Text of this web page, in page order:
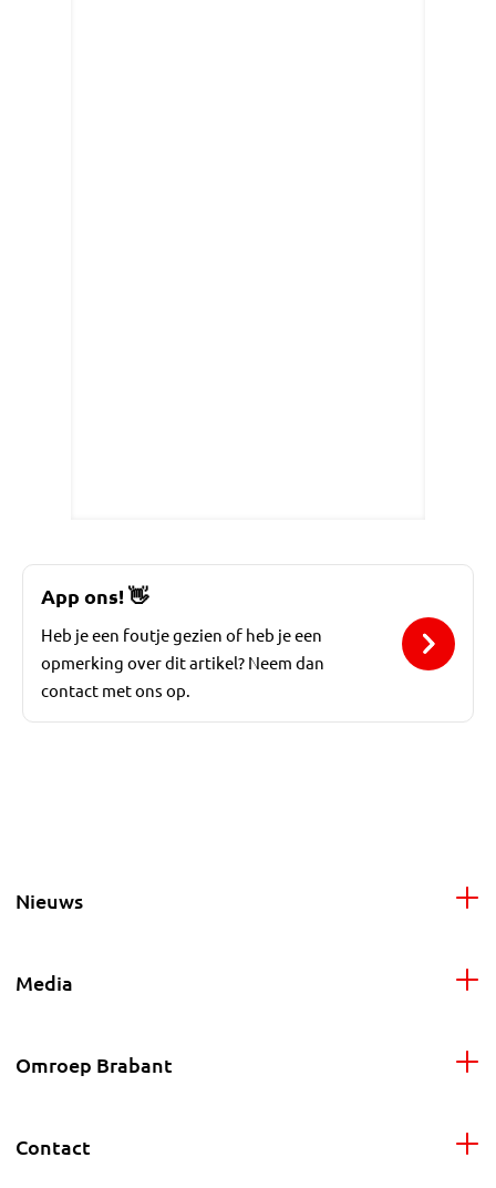
App ons!👋
Heb je een foutje gezien of heb je een
opmerking over dit artikel? Neem dan
contact met ons op.
Nieuws
Media
Omroep Brabant
Contact